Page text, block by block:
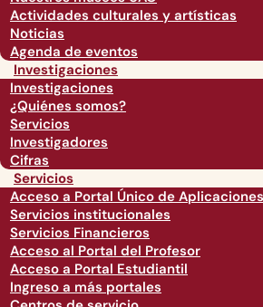
Actividades culturales y artísticas
Noticias
Agenda de eventos
Investigaciones
Investigaciones
¿Quiénes somos?
Servicios
Investigadores
Cifras
Servicios
Acceso a Portal Único de
Servicios institucionales
Servicios Financieros
Acceso al Portal del Profesor
Acceso a Portal Estudiantil
Ingreso a más portales